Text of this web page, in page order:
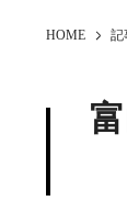
HOME 記